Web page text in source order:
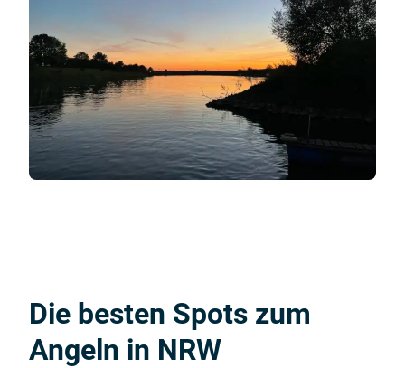
Die besten Spots zum
Angeln in NRW